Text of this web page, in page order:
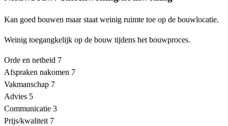
Kan goed bouwen maar staat weinig ruimte toe op de bouwlocatie.
Weinig toegangkelijk op de bouw tijdens het bouwproces.
Orde en netheid 7
Afspraken nakomen 7
Vakmanschap 7
Advies 5
Communicatie 3
Prijs/kwaliteit 7